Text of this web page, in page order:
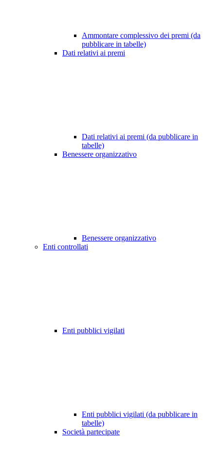
Ammontare complessivo dei premi (da
pubblicare in tabelle)
Dati relativi ai premi
Dati relativi ai premi (da pubblicare in
tabelle)
Benessere organizzativo
Benessere organizzativo
Enti controllati
Enti pubblici vigilati
Enti pubblici vigilati (da pubblicare in
tabelle)
Società partecipate